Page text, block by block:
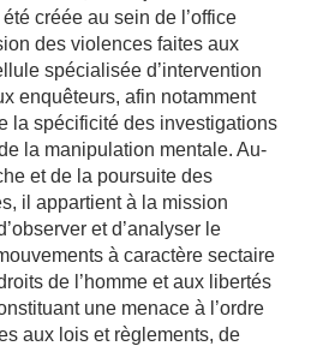
créée au sein de l’office
des violences faites aux
spécialisée d’intervention
enquêteurs, afin notamment
la spécificité des investigations
la manipulation mentale. Au-
et de la poursuite des
il appartient à la mission
et d’analyser le
à caractère sectaire
de l’homme et aux libertés
une menace à l’ordre
aux lois et règlements, de